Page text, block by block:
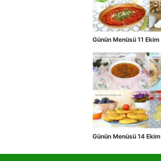
Günün Menüsü 11 Ekim
Günün Menüsü 14 Ekim